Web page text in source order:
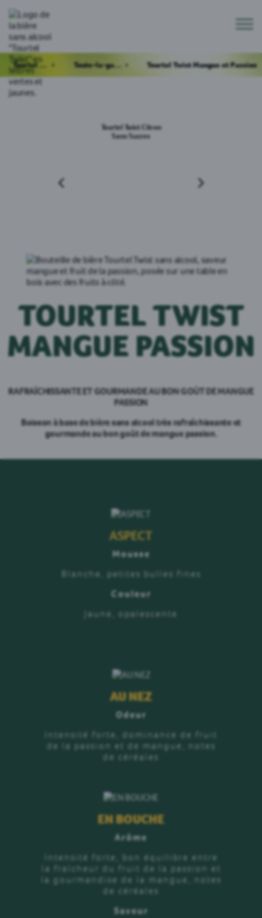
Tourtel Twist Toute-la-gamme Tourtel Twist Mangue et Passion
Tourtel Twist Citron
Sans Sucres
TOURTEL TWIST
MANGUE PASSION
RAFRAÎCHISSANTE ET GOURMANDE AU BON GOÛT DE MANGUE
PASSION
Boisson à base de bière sans alcool très rafraîchissante et
gourmande au bon goût de mangue passion.
ASPECT
Mousse
Blanche, petites bulles fines
Couleur
Jaune, opalescente
AU NEZ
Odeur
Intensité forte, dominance de fruit
de la passion et de mangue, notes
de céréales
EN BOUCHE
Arôme
Intensité forte, bon équilibre entre
la fraîcheur du fruit de la passion et
la gourmandise de la mangue, notes
de céréales
Saveur